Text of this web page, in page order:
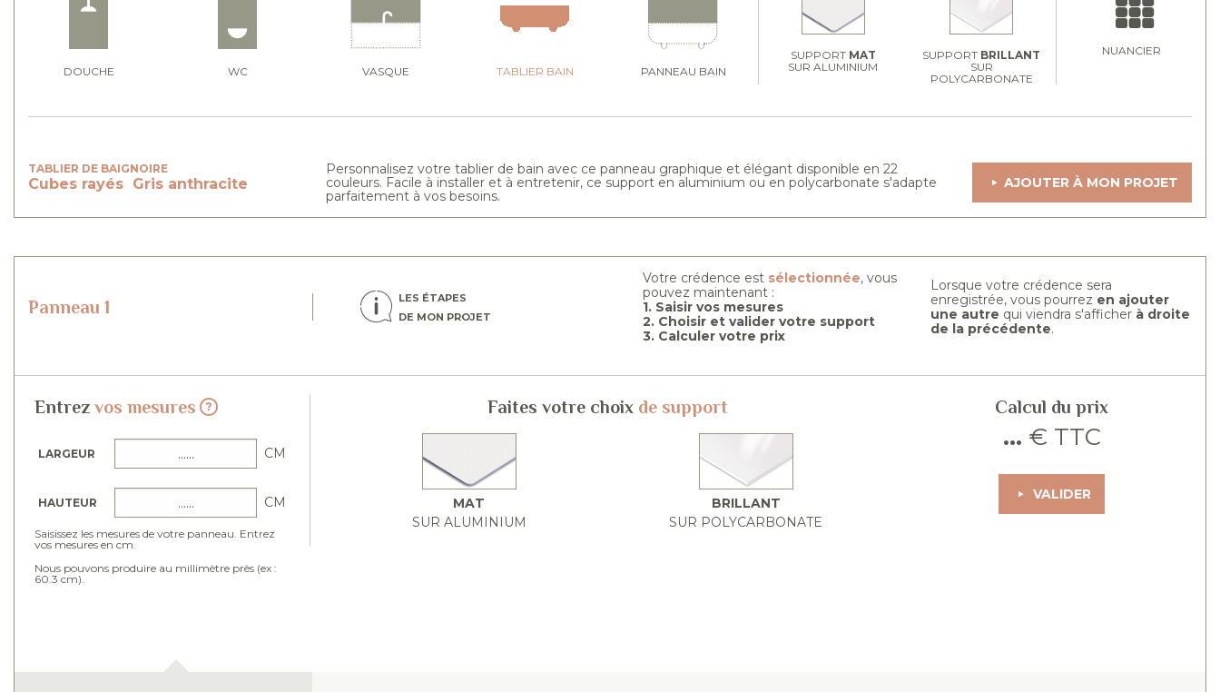
DOUCHE WC VASQUE TABLIER BAIN PANNEAU BAIN
SUPPORT MAT
SUR ALUMINIUM
SUPPORT BRILLANT
SUR
POLYCARBONATE
NUANCIER
TABLIER DE BAIGNOIRE
Cubes rayés Gris anthracite
Personnalisez votre tablier de bain avec ce panneau graphique et élégant disponible en 22
couleurs. Facile à installer et à entretenir, ce support en aluminium ou en polycarbonate s'adapte
parfaitement à vos besoins.
AJOUTER À MON PROJET
Panneau 1
LES ÉTAPES
DE MON PROJET
Votre crédence est sélectionnée, vous
pouvez maintenant :
1. Saisir vos mesures
2. Choisir et valider votre support
3. Calculer votre prix
Lorsque votre crédence sera
enregistrée, vous pourrez en ajouter
une autre qui viendra s'afficher à droite
de la précédente.
Entrez vos mesures
LARGEUR CM
HAUTEUR CM
Saisissez les mesures de votre panneau. Entrez
vos mesures en cm.
Nous pouvons produire au millimètre près (ex :
60.3 cm).
Faites votre choix de support
MAT
SUR ALUMINIUM
BRILLANT
SUR POLYCARBONATE
Calcul du prix
... € TTC
VALIDER